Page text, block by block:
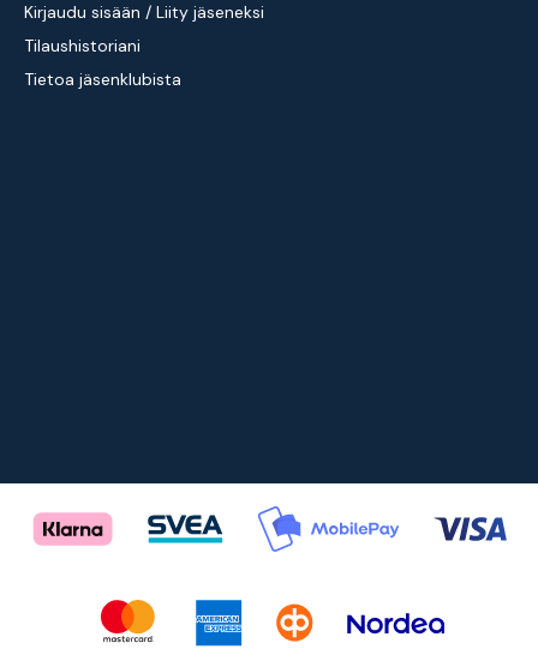
Kirjaudu sisään / Liity jäseneksi
Tilaushistoriani
Tietoa jäsenklubista